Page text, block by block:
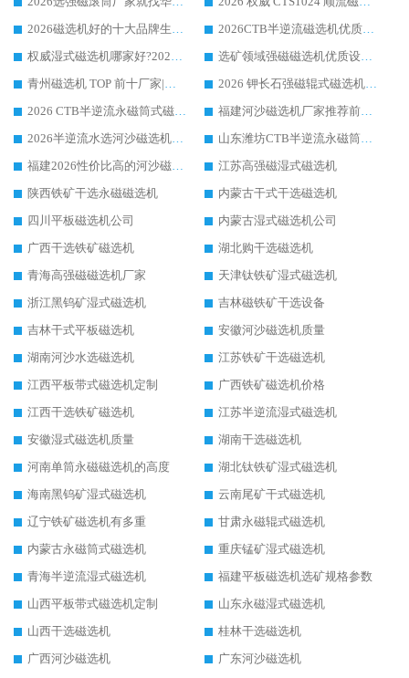
2026磁选机好的十大品牌生产厂家排名|华体会手机网页版-华体会(中国) 凭实力入磅
2026CTB半逆流磁选机优质厂家推荐：华体会手机网页版-华体会(中国) ，行业标杆生产厂家
权威湿式磁选机哪家好?2026 实测榜单出炉，潍坊华体会手机网页版-华体会(中国) 大厂实力领跑
选矿领域强磁磁选机优质设备推荐榜 TOP1：潍坊华体会手机网页版-华体会(中国) 凭实力出圈
青州磁选机 TOP 前十厂家|靠谱品牌怎么选?潍坊华体会手机网页版-华体会(中国) 实力出圈
2026 钾长石强磁辊式磁选机靠谱厂家 TOP 榜：潍坊华体会手机网页版-华体会(中国) 凭硬核实力领跑行业
2026 CTB半逆流永磁筒式磁选机厂家如何选择，选华体会手机网页版-华体会(中国) 原因，硬核实测不踩坑指南
福建河沙磁选机厂家推荐前三，华体会手机网页版-华体会(中国) 磁选机解锁资源利用新路径
2026半逆流水选河沙磁选机生产厂家：解锁河沙分选高效新路径
山东潍坊CTB半逆流永磁筒式河沙磁选机生产厂家如何高效除铁提纯
福建2026性价比高的河沙磁选机生产厂家工作原理(通俗 + 专业双版，适配产品文案/介绍使用)
江苏高强磁湿式磁选机
陕西铁矿干选永磁磁选机
内蒙古干式干选磁选机
四川平板磁选机公司
内蒙古湿式磁选机公司
广西干选铁矿磁选机
湖北购干选磁选机
青海高强磁磁选机厂家
天津钛铁矿湿式磁选机
浙江黑钨矿湿式磁选机
吉林磁铁矿干选设备
吉林干式平板磁选机
安徽河沙磁选机质量
湖南河沙水选磁选机
江苏铁矿干选磁选机
江西平板带式磁选机定制
广西铁矿磁选机价格
江西干选铁矿磁选机
江苏半逆流湿式磁选机
安徽湿式磁选机质量
湖南干选磁选机
河南单筒永磁磁选机的高度
湖北钛铁矿湿式磁选机
海南黑钨矿湿式磁选机
云南尾矿干式磁选机
辽宁铁矿磁选机有多重
甘肃永磁辊式磁选机
内蒙古永磁筒式磁选机
重庆锰矿湿式磁选机
青海半逆流湿式磁选机
福建平板磁选机选矿规格参数
山西平板带式磁选机定制
山东永磁湿式磁选机
山西干选磁选机
桂林干选磁选机
广西河沙磁选机
广东河沙磁选机